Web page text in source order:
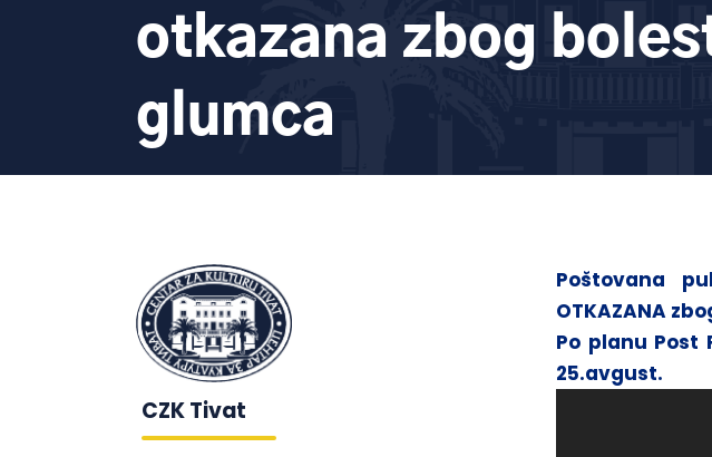
otkazana zbog
glumca
CZK Tivat
Poštovana
OTKAZANA
Po planu Post
25.avgust.